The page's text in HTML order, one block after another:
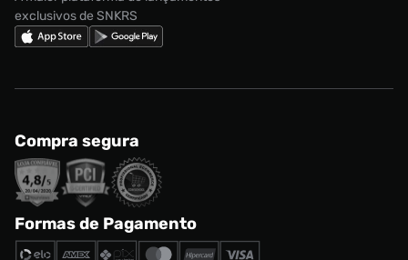
exclusivos de SNKRS
Compra segura
Formas de Pagamento